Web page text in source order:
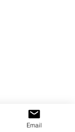
Email